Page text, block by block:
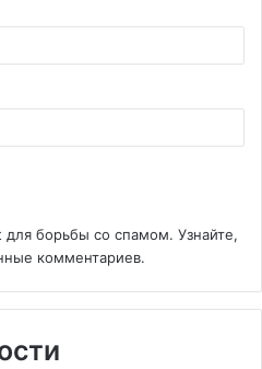
для борьбы со спамом. Узнайте,
комментариев.